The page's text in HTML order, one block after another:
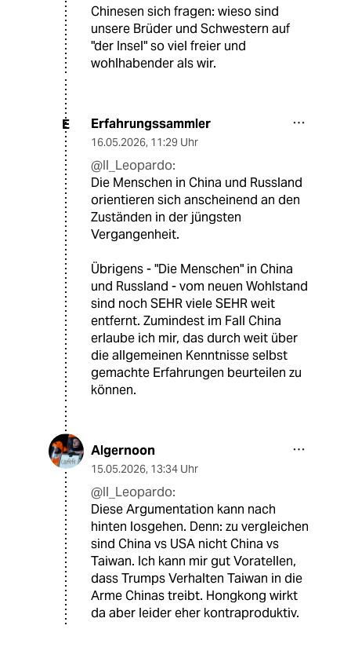
Chinesen sich fragen: wieso sind
unsere Brüder und Schwestern auf
"der Insel" so viel freier und
wohlhabender als wir.
E Erfahrungssammler
16.05.2026, 11:29 Uhr
@Il_Leopardo:
Die Menschen in China und Russland
orientieren sich anscheinend an den
Zuständen in der jüngsten
Vergangenheit.
Übrigens - "Die Menschen" in China
und Russland - vom neuen Wohlstand
sind noch SEHR viele SEHR weit
entfernt. Zumindest im Fall China
erlaube ich mir, das durch weit über
die allgemeinen Kenntnisse selbst
gemachte Erfahrungen beurteilen zu
können.
Algernoon
15.05.2026, 13:34 Uhr
@Il_Leopardo:
Diese Argumentation kann nach
hinten losgehen. Denn: zu vergleichen
sind China vs USA nicht China vs
Taiwan. Ich kann mir gut Voratellen,
dass Trumps Verhalten Taiwan in die
Arme Chinas treibt. Hongkong wirkt
da aber leider eher kontraproduktiv.